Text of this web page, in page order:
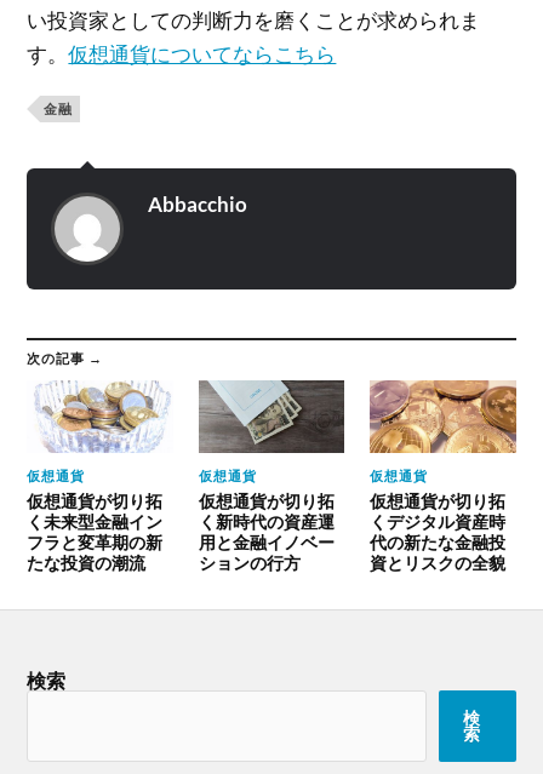
い投資家としての判断力を磨くことが求められま
す。仮想通貨についてならこちら
金融
Abbacchio
次の記事 →
仮想通貨
仮想通貨が切り拓
く未来型金融イン
フラと変革期の新
たな投資の潮流
仮想通貨
仮想通貨が切り拓
く新時代の資産運
用と金融イノベー
ションの行方
仮想通貨
仮想通貨が切り拓
くデジタル資産時
代の新たな金融投
資とリスクの全貌
検索
検
索